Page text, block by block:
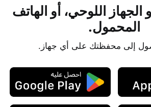
الجهاز اللوحي، أو الهاتف
المحمول.
إلى محفظتك على أي جهاز.